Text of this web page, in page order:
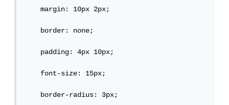
margin: 10px 2px;
border: none;
padding: 4px 10px;
font-size: 15px;
border-radius: 3px;